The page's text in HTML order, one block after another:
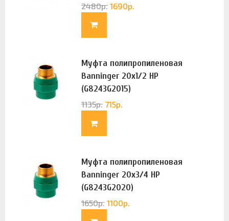
2480р. 1690р.
Муфта полипропиленовая
Banninger 20х1/2 НР
(G8243G2015)
1135р. 715р.
Муфта полипропиленовая
Banninger 20х3/4 НР
(G8243G2020)
1650р. 1100р.